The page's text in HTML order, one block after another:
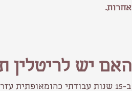
אחרות.
האם יש לריטלין
ב-15 שנות עבודתי כהומאופתית עזרתי לילדים רבים